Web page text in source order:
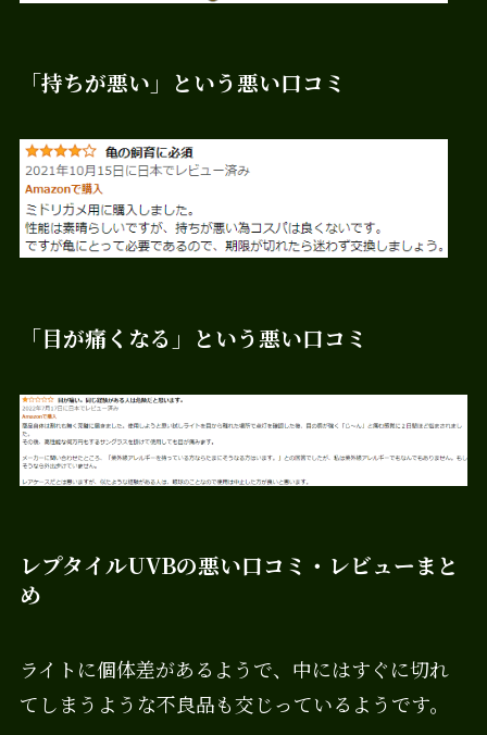
「持ちが悪い」という悪い口コミ
「目が痛くなる」という悪い口コミ
レプタイルUVBの悪い口コミ・レビューまと
め
ライトに個体差があるようで、中にはすぐに切れ
てしまうような不良品も交じっているようです。